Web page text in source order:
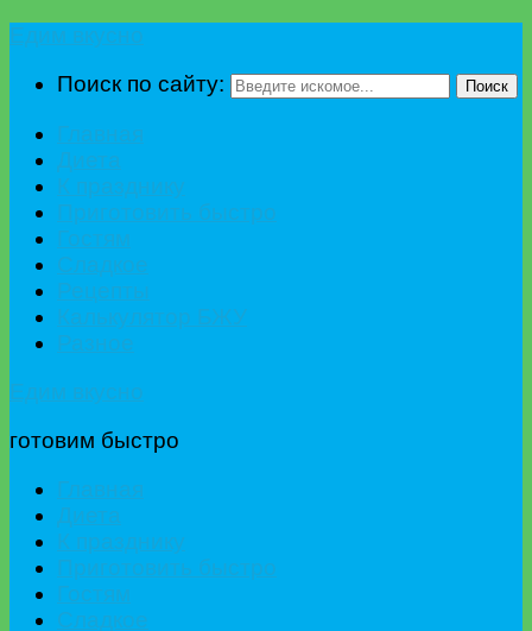
Поиск по сайту:
Поиск
готовим быстро